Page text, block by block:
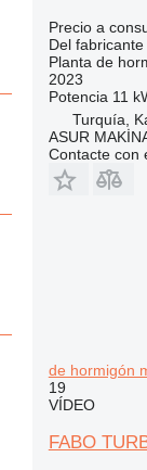
Precio a
Del fabricante
Planta de
2023
Potencia 11
Turquía,
ASUR
Contacte con
de hormigón
19
VÍDEO
FABO